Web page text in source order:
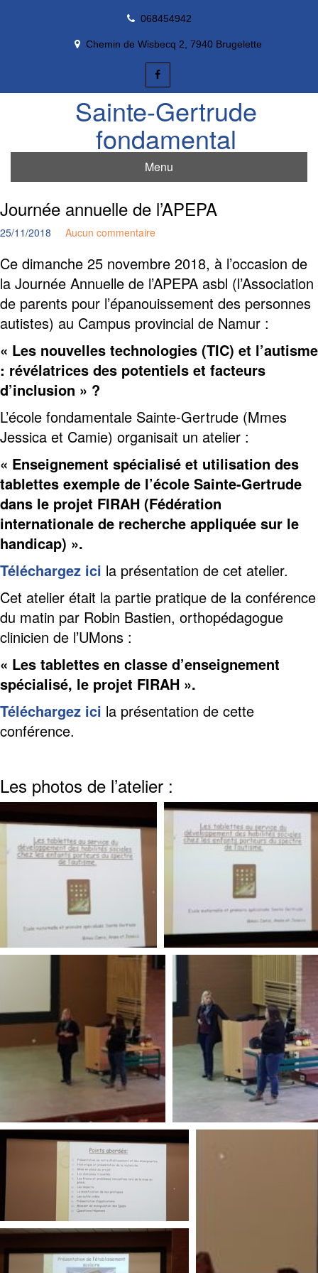
068454942
Chemin de Wisbecq 2, 7940 Brugelette
Sainte-Gertrude
fondamental
Menu
Journée annuelle de l’APEPA
25/11/2018 Aucun commentaire
Ce dimanche 25 novembre 2018, à l’occasion de
la Journée Annuelle de l’APEPA asbl (l’Association
de parents pour l’épanouissement des personnes
autistes) au Campus provincial de Namur :
« Les nouvelles technologies (TIC) et l’autisme
: révélatrices des potentiels et facteurs
d’inclusion » ?
L’école fondamentale Sainte-Gertrude (Mmes
Jessica et Camie) organisait un atelier :
« Enseignement spécialisé et utilisation des
tablettes exemple de l’école Sainte-Gertrude
dans le projet FIRAH (Fédération
internationale de recherche appliquée sur le
handicap) ».
Téléchargez ici la présentation de cet atelier.
Cet atelier était la partie pratique de la conférence
du matin par Robin Bastien, orthopédagogue
clinicien de l’UMons :
« Les tablettes en classe d’enseignement
spécialisé, le projet FIRAH ».
Téléchargez ici la présentation de cette
conférence.
Les photos de l’atelier :